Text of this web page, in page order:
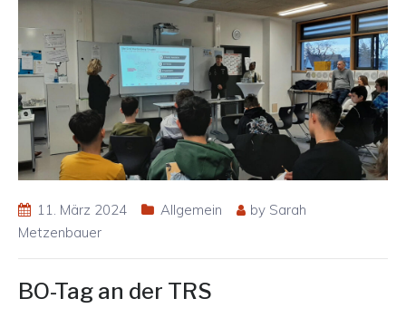
11. März 2024 Allgemein by Sarah
Metzenbauer
BO-Tag an der TRS